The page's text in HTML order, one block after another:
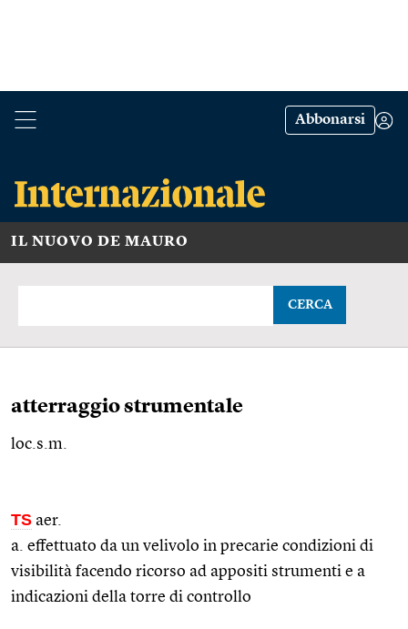
Abbonarsi
IL NUOVO DE MAURO
CERCA
atterraggio strumentale
loc.s.m.
TS aer.
a. effettuato da un velivolo in precarie condizioni di
visibilità facendo ricorso ad appositi strumenti e a
indicazioni della torre di controllo